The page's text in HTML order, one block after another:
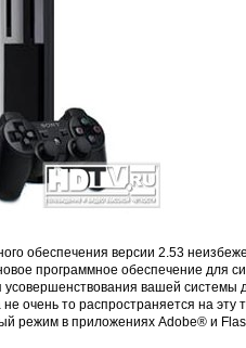
обеспечения версии 2.53
программное обеспечение для
вашей системы
очень то распространяется на эту
режим в приложениях Adobe® и